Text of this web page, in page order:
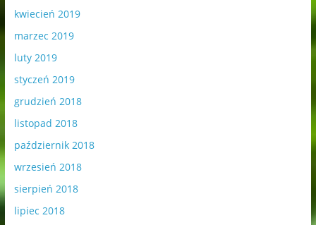
kwiecień 2019
marzec 2019
luty 2019
styczeń 2019
grudzień 2018
listopad 2018
październik 2018
wrzesień 2018
sierpień 2018
lipiec 2018